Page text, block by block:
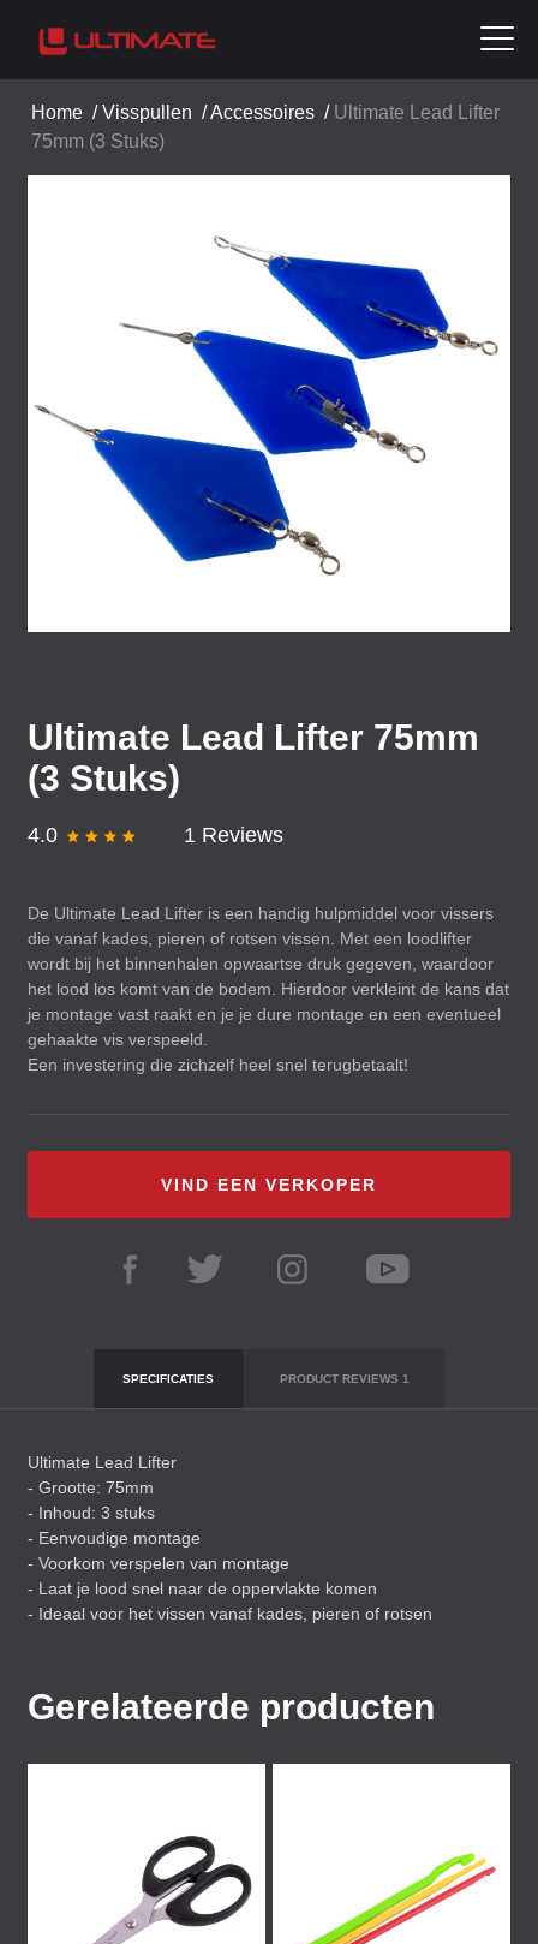
Home /Visspullen /Accessoires / Ultimate Lead Lifter
75mm (3 Stuks)
Ultimate Lead Lifter 75mm
(3 Stuks)
4.0 1 Reviews
De Ultimate Lead Lifter is een handig hulpmiddel voor vissers
die vanaf kades, pieren of rotsen vissen. Met een loodlifter
wordt bij het binnenhalen opwaartse druk gegeven, waardoor
het lood los komt van de bodem. Hierdoor verkleint de kans dat
je montage vast raakt en je je dure montage en een eventueel
gehaakte vis verspeeld.
Een investering die zichzelf heel snel terugbetaalt!
VIND EEN VERKOPER
SPECIFICATIES PRODUCT REVIEWS 1
Ultimate Lead Lifter
- Grootte: 75mm
- Inhoud: 3 stuks
- Eenvoudige montage
- Voorkom verspelen van montage
- Laat je lood snel naar de oppervlakte komen
- Ideaal voor het vissen vanaf kades, pieren of rotsen
Gerelateerde producten